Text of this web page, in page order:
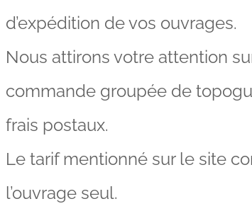
d’expédition de vos ouvrages.
Nous attirons votre attention
commande groupée de
frais postaux.
Le tarif mentionné sur le site
l’ouvrage seul.